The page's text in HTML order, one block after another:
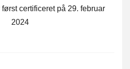
certificeret på 29. februar
2024